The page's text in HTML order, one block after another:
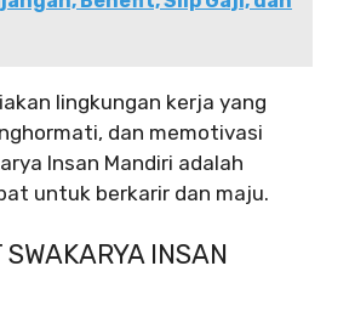
lingkungan kerja yang
dan memotivasi
Insan Mandiri adalah
untuk berkarir dan maju.
INSAN